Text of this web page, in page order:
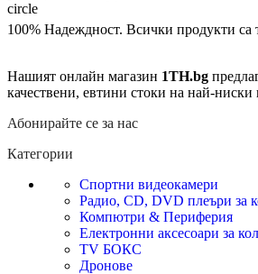
100% Надеждност. Всички продукти са
Нашият онлайн магазин 1TH.bg
качествени, евтини стоки на най-ниски
Абонирайте се за нас
Категории
Спортни видеокамери
Радио, CD, DVD плеъри за
Компютри & Периферия
Електронни аксесоари за
TV БОКС
Дронове